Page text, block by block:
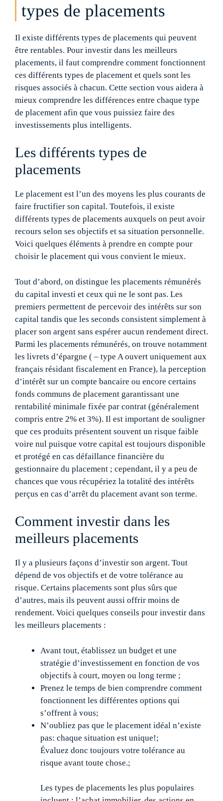
types de placements
Il existe différents types de placements qui peuvent
être rentables. Pour investir dans les meilleurs
placements, il faut comprendre comment fonctionnent
ces différents types de placement et quels sont les
risques associés à chacun. Cette section vous aidera à
mieux comprendre les différences entre chaque type
de placement afin que vous puissiez faire des
investissements plus intelligents.
Les différents types de
placements
Le placement est l’un des moyens les plus courants de
faire fructifier son capital. Toutefois, il existe
différents types de placements auxquels on peut avoir
recours selon ses objectifs et sa situation personnelle.
Voici quelques éléments à prendre en compte pour
choisir le placement qui vous convient le mieux.
Tout d’abord, on distingue les placements rémunérés
du capital investi et ceux qui ne le sont pas. Les
premiers permettent de percevoir des intérêts sur son
capital tandis que les seconds consistent simplement à
placer son argent sans espérer aucun rendement direct.
Parmi les placements rémunérés, on trouve notamment
les livrets d’épargne ( – type A ouvert uniquement aux
français résidant fiscalement en France), la perception
d’intérêt sur un compte bancaire ou encore certains
fonds communs de placement garantissant une
rentabilité minimale fixée par contrat (généralement
compris entre 2% et 3%). Il est important de souligner
que ces produits présentent souvent un risque faible
voire nul puisque votre capital est toujours disponible
et protégé en cas défaillance financière du
gestionnaire du placement ; cependant, il y a peu de
chances que vous récupériez la totalité des intérêts
perçus en cas d’arrêt du placement avant son terme.
Comment investir dans les
meilleurs placements
Il y a plusieurs façons d’investir son argent. Tout
dépend de vos objectifs et de votre tolérance au
risque. Certains placements sont plus sûrs que
d’autres, mais ils peuvent aussi offrir moins de
rendement. Voici quelques conseils pour investir dans
les meilleurs placements :
Avant tout, établissez un budget et une
stratégie d’investissement en fonction de vos
objectifs à court, moyen ou long terme ;
Prenez le temps de bien comprendre comment
fonctionnent les différentes options qui
s’offrent à vous;
N’oubliez pas que le placement idéal n’existe
pas: chaque situation est unique!;
Évaluez donc toujours votre tolérance au
risque avant toute chose.;
Les types de placements les plus populaires